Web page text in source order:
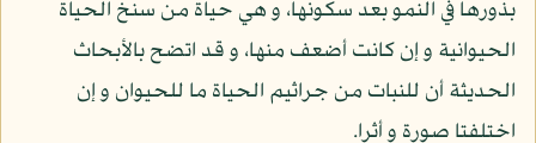
بذورها في النمو بعد سكونها، و هي حياة من سنخ الحياة
الحيوانية و إن كانت أضعف منها، و قد اتضح بالأبحاث
الحديثة أن للنبات من جراثيم الحياة ما للحيوان و إن
اختلفتا صورة و أثرا.